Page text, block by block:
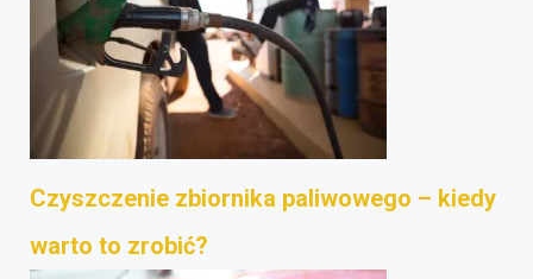
Czyszczenie zbiornika paliwowego – kiedy
warto to zrobić?